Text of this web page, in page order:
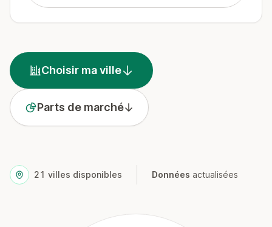
Choisir ma ville
Parts de marché
21 villes disponibles Données actualisées